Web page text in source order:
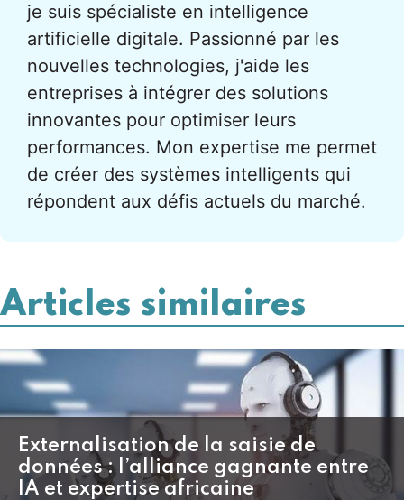
je suis spécialiste en intelligence
artificielle digitale. Passionné par les
nouvelles technologies, j'aide les
entreprises à intégrer des solutions
innovantes pour optimiser leurs
performances. Mon expertise me permet
de créer des systèmes intelligents qui
répondent aux défis actuels du marché.
Articles similaires
Externalisation de la saisie de
données : l’alliance gagnante entre
IA et expertise africaine